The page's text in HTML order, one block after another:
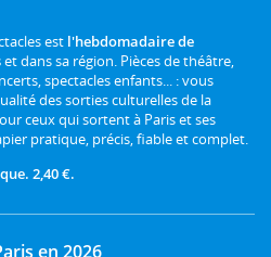
est l'hebdomadaire de
et dans sa région. Pièces de théâtre,
spectacles enfants... : vous
des sorties culturelles de la
ceux qui sortent à Paris et ses
pratique, précis, fiable et complet.
2,40 €.
en 2026